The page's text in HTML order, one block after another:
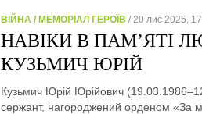
ВІЙНА / МЕМОРІАЛ ГЕРОЇВ / 20 лис 2025,
НАВІКИ В ПАМ’ЯТІ
КУЗЬМИЧ ЮРІЙ
Кузьмич Юрій Юрійович
сержант, нагороджений орденом «За